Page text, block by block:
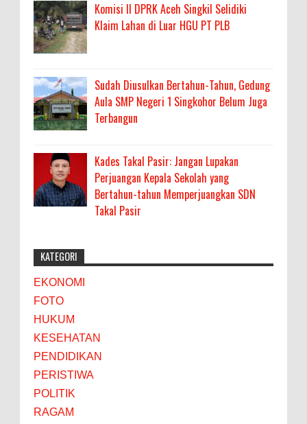
Komisi II DPRK Aceh Singkil Selidiki
Klaim Lahan di Luar HGU PT PLB
Sudah Diusulkan Bertahun-Tahun, Gedung
Aula SMP Negeri 1 Singkohor Belum Juga
Terbangun
Kades Takal Pasir: Jangan Lupakan
Perjuangan Kepala Sekolah yang
Bertahun-tahun Memperjuangkan SDN
Takal Pasir
KATEGORI
EKONOMI
FOTO
HUKUM
KESEHATAN
PENDIDIKAN
PERISTIWA
POLITIK
RAGAM